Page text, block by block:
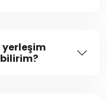
yerleşim